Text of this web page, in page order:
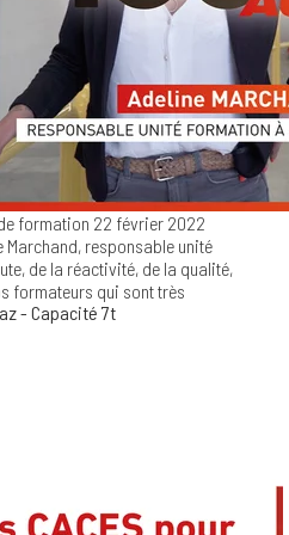
- Capacité 5t
- Capacité 6t
- Capacité 7t
- Capacité 8t
formation 22 février 2022
Marchand, responsable unité
de la réactivité, de la qualité,
formateurs qui sont très